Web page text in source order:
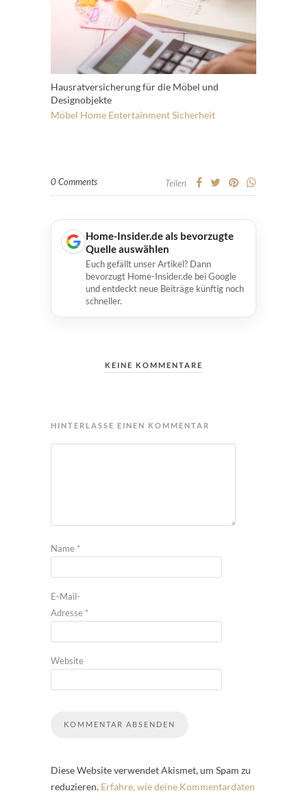
Hausratversicherung für die Möbel und
Designobjekte
Möbel Home EntertainmentSicherheit
0 Comments Teilen
Home-Insider.de als bevorzugte
Quelle auswählen
Euch gefällt unser Artikel? Dann
bevorzugt Home-Insider.de bei Google
und entdeckt neue Beiträge künftig noch
schneller.
KEINE KOMMENTARE
HINTERLASSE EINEN KOMMENTAR
Name *
E-Mail-
Adresse *
Website
Diese Website verwendet Akismet, um Spam zu
reduzieren. Erfahre, wie deine Kommentardaten